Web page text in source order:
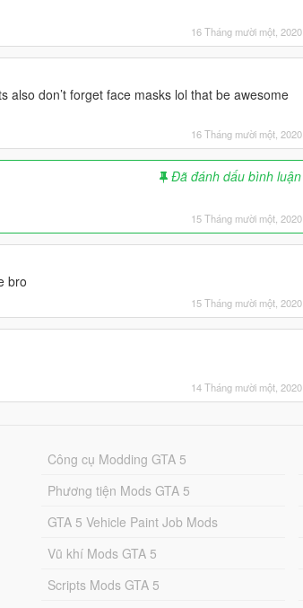
16 Tháng mười một, 2020
also don’t forget face masks lol that be awesome
16 Tháng mười một, 2020
Đã đánh dấu bình luận
15 Tháng mười một, 2020
bro
15 Tháng mười một, 2020
14 Tháng mười một, 2020
Công cụ Modding GTA 5
Phương tiện Mods GTA 5
GTA 5 Vehicle Paint Job Mods
Vũ khí Mods GTA 5
Scripts Mods GTA 5